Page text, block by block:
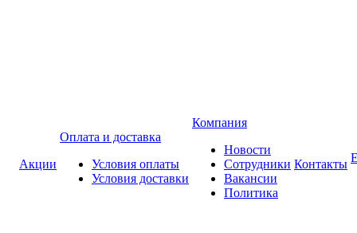
Акции
Оплата и доставка
Условия оплаты
Условия доставки
Компания
Новости
Сотрудники
Вакансии
Политика
Контакты